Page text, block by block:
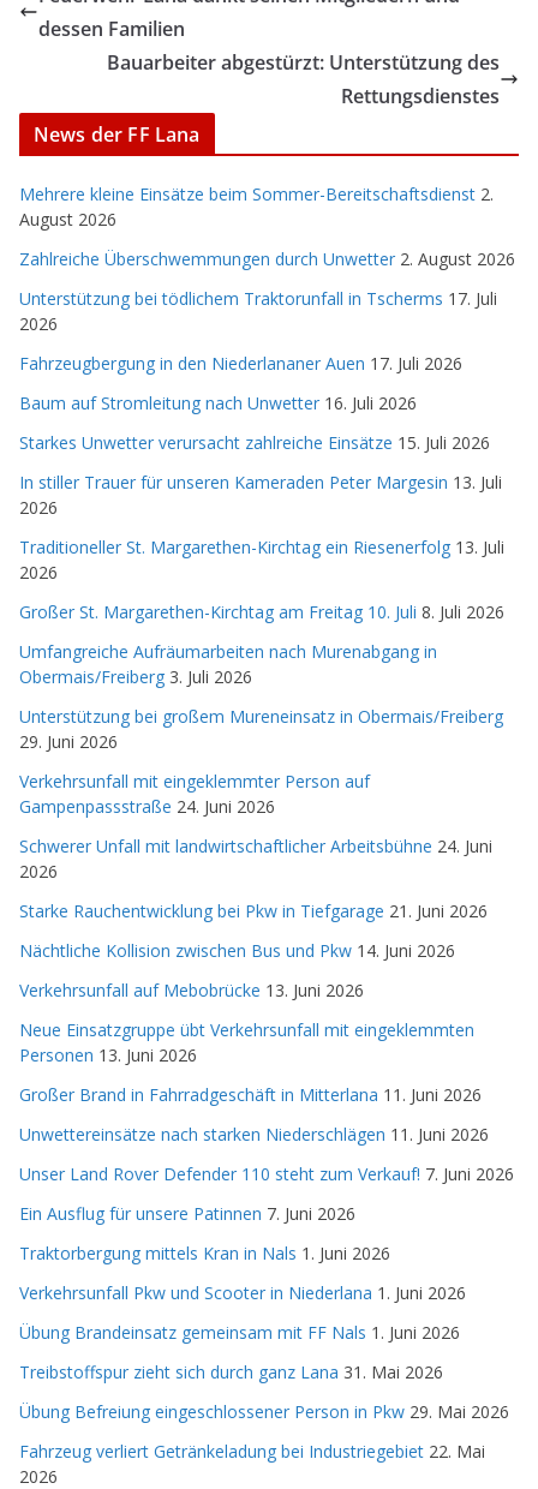
dessen Familien
Bauarbeiter abgestürzt: Unterstützung des
Rettungsdienstes
News der FF Lana
Mehrere kleine Einsätze beim Sommer-Bereitschaftsdienst 2.
August 2026
Zahlreiche Überschwemmungen durch Unwetter 2. August 2026
Unterstützung bei tödlichem Traktorunfall in Tscherms 17. Juli
2026
Fahrzeugbergung in den Niederlananer Auen 17. Juli 2026
Baum auf Stromleitung nach Unwetter 16. Juli 2026
Starkes Unwetter verursacht zahlreiche Einsätze 15. Juli 2026
In stiller Trauer für unseren Kameraden Peter Margesin 13. Juli
2026
Traditioneller St. Margarethen-Kirchtag ein Riesenerfolg 13. Juli
2026
Großer St. Margarethen-Kirchtag am Freitag 10. Juli 8. Juli 2026
Umfangreiche Aufräumarbeiten nach Murenabgang in
Obermais/Freiberg 3. Juli 2026
Unterstützung bei großem Mureneinsatz in Obermais/Freiberg
29. Juni 2026
Verkehrsunfall mit eingeklemmter Person auf
Gampenpassstraße 24. Juni 2026
Schwerer Unfall mit landwirtschaftlicher Arbeitsbühne 24. Juni
2026
Starke Rauchentwicklung bei Pkw in Tiefgarage 21. Juni 2026
Nächtliche Kollision zwischen Bus und Pkw 14. Juni 2026
Verkehrsunfall auf Mebobrücke 13. Juni 2026
Neue Einsatzgruppe übt Verkehrsunfall mit eingeklemmten
Personen 13. Juni 2026
Großer Brand in Fahrradgeschäft in Mitterlana 11. Juni 2026
Unwettereinsätze nach starken Niederschlägen 11. Juni 2026
Unser Land Rover Defender 110 steht zum Verkauf! 7. Juni 2026
Ein Ausflug für unsere Patinnen 7. Juni 2026
Traktorbergung mittels Kran in Nals 1. Juni 2026
Verkehrsunfall Pkw und Scooter in Niederlana 1. Juni 2026
Übung Brandeinsatz gemeinsam mit FF Nals 1. Juni 2026
Treibstoffspur zieht sich durch ganz Lana 31. Mai 2026
Übung Befreiung eingeschlossener Person in Pkw 29. Mai 2026
Fahrzeug verliert Getränkeladung bei Industriegebiet 22. Mai
2026